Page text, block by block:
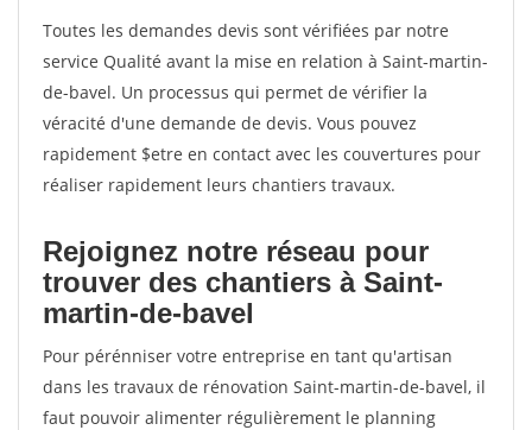
Toutes les demandes devis sont vérifiées par notre
service Qualité avant la mise en relation à Saint-martin-
de-bavel. Un processus qui permet de vérifier la
véracité d'une demande de devis. Vous pouvez
rapidement $etre en contact avec les couvertures pour
réaliser rapidement leurs chantiers travaux.
Rejoignez notre réseau pour
trouver des chantiers à Saint-
martin-de-bavel
Pour pérénniser votre entreprise en tant qu'artisan
dans les travaux de rénovation Saint-martin-de-bavel, il
faut pouvoir alimenter régulièrement le planning